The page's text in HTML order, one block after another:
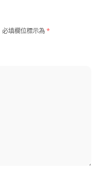
必填欄位標示為*